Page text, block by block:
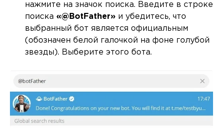
нажмите на значок поиска. Введите в строке
поиска «@BotFather» и убедитесь, что
выбранный бот является официальным
(обозначен белой галочкой на фоне голубой
звезды). Выберите этого бота.